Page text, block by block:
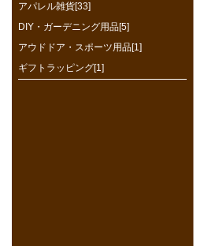
アパレル雑貨[33]
DIY・ガーデニング用品[5]
アウドドア・スポーツ用品[1]
ギフトラッピング[1]